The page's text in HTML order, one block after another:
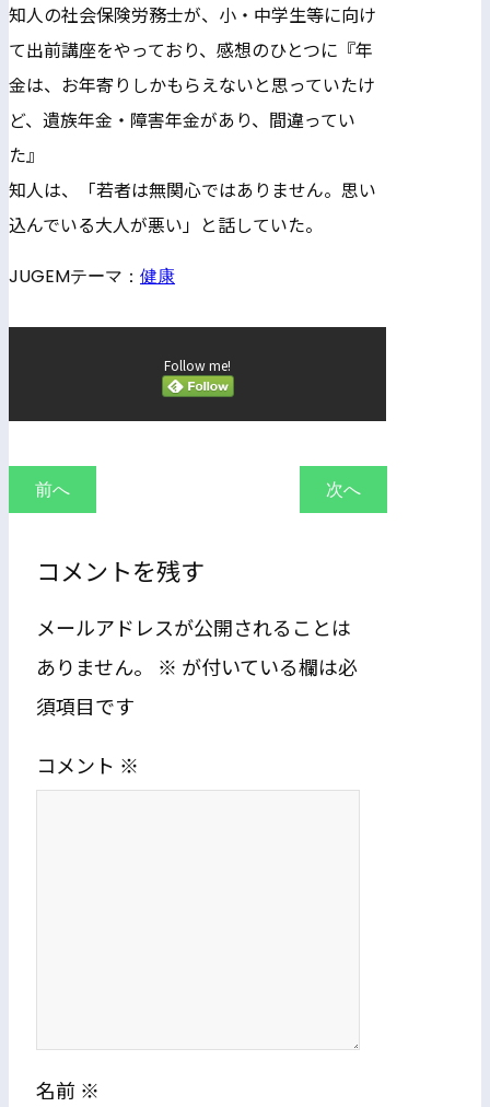
知人の社会保険労務士が、小・中学生等に向け
て出前講座をやっており、感想のひとつに『年
金は、お年寄りしかもらえないと思っていたけ
ど、遺族年金・障害年金があり、間違ってい
た』
知人は、「若者は無関心ではありません。思い
込んでいる大人が悪い」と話していた。
JUGEMテーマ： 健康
Follow me!
前へ 次へ
コメントを残す
メールアドレスが公開されることは
ありません。
※ が付いている欄は必
須項目です
コメント ※
名前 ※